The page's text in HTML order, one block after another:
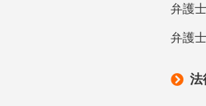
弁護
弁護
法